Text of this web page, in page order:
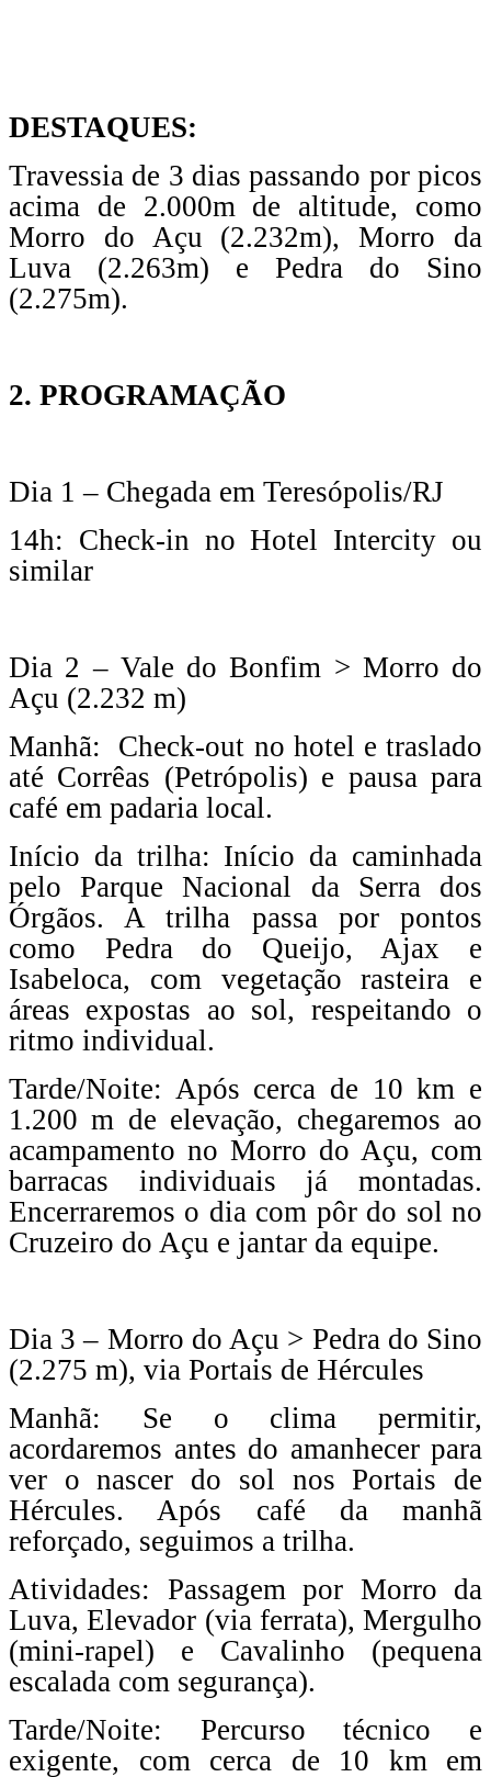
DESTAQUES:
Travessia de 3 dias passando por picos
acima de 2.000m de altitude, como
Morro do Açu (2.232m), Morro da
Luva (2.263m) e Pedra do Sino
(2.275m).
2. PROGRAMAÇÃO
Dia 1 – Chegada em Teresópolis/RJ
14h: Check-in no Hotel Intercity ou
similar
Dia 2 – Vale do Bonfim > Morro do
Açu (2.232 m)
Manhã: Check-out no hotel e traslado
até Corrêas (Petrópolis) e pausa para
café em padaria local.
Início da trilha: Início da caminhada
pelo Parque Nacional da Serra dos
Órgãos. A trilha passa por pontos
como Pedra do Queijo, Ajax e
Isabeloca, com vegetação rasteira e
áreas expostas ao sol, respeitando o
ritmo individual.
Tarde/Noite: Após cerca de 10 km e
1.200 m de elevação, chegaremos ao
acampamento no Morro do Açu, com
barracas individuais já montadas.
Encerraremos o dia com pôr do sol no
Cruzeiro do Açu e jantar da equipe.
Dia 3 – Morro do Açu > Pedra do Sino
(2.275 m), via Portais de Hércules
Manhã: Se o clima permitir,
acordaremos antes do amanhecer para
ver o nascer do sol nos Portais de
Hércules. Após café da manhã
reforçado, seguimos a trilha.
Atividades: Passagem por Morro da
Luva, Elevador (via ferrata), Mergulho
(mini-rapel) e Cavalinho (pequena
escalada com segurança).
Tarde/Noite: Percurso técnico e
exigente, com cerca de 10 km em